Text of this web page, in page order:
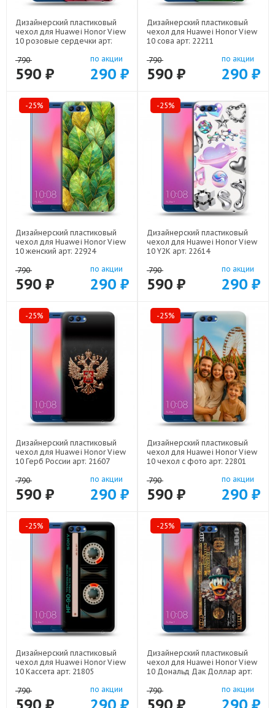
Дизайнерский пластиковый
чехол для Huawei Honor View
10 розовые сердечки арт:
790
590 ₽
по акции
290 ₽
Дизайнерский пластиковый
чехол для Huawei Honor View
10 сова арт: 22211
790
590 ₽
по акции
290 ₽
-25%
Дизайнерский пластиковый
чехол для Huawei Honor View
10 женский арт: 22924
790
590 ₽
по акции
290 ₽
-25%
Дизайнерский пластиковый
чехол для Huawei Honor View
10 Y2K арт: 22614
790
590 ₽
по акции
290 ₽
-25%
Дизайнерский пластиковый
чехол для Huawei Honor View
10 Герб России арт: 21607
790
590 ₽
по акции
290 ₽
-25%
Дизайнерский пластиковый
чехол для Huawei Honor View
10 чехол с фото арт: 22801
790
590 ₽
по акции
290 ₽
-25%
Дизайнерский пластиковый
чехол для Huawei Honor View
10 Кассета арт: 21805
790 по акции
-25%
Дизайнерский пластиковый
чехол для Huawei Honor View
10 Дональд Дак Доллар арт:
790
по акции